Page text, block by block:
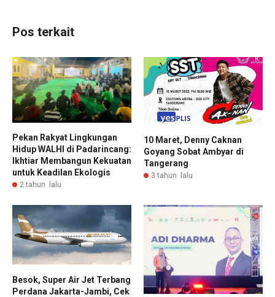
Pos terkait
Pekan Rakyat Lingkungan
Hidup WALHI di Padarincang:
Ikhtiar Membangun Kekuatan
untuk Keadilan Ekologis
2 tahun lalu
10 Maret, Denny Caknan
Goyang Sobat Ambyar di
Tangerang
3 tahun lalu
Besok, Super Air Jet Terbang
Perdana Jakarta-Jambi, Cek